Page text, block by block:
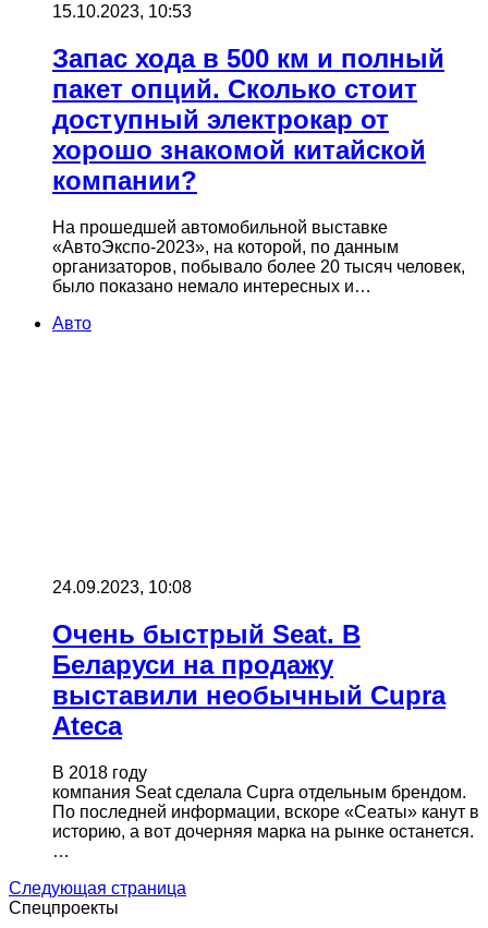
15.10.2023, 10:53
Запас хода в 500 км и полный
пакет опций. Сколько стоит
доступный электрокар от
хорошо знакомой китайской
компании?
На прошедшей автомобильной выставке
«АвтоЭкспо-2023», на которой, по данным
организаторов, побывало более 20 тысяч человек,
было показано немало интересных и…
Авто
24.09.2023, 10:08
Очень быстрый Seat. В
Беларуси на продажу
выставили необычный Cupra
Ateca
В 2018 году
компания Seat сделала Cupra отдельным брендом.
По последней информации, вскоре «Сеаты» канут в
историю, а вот дочерняя марка на рынке останется.
…
Следующая страница
Спецпроекты